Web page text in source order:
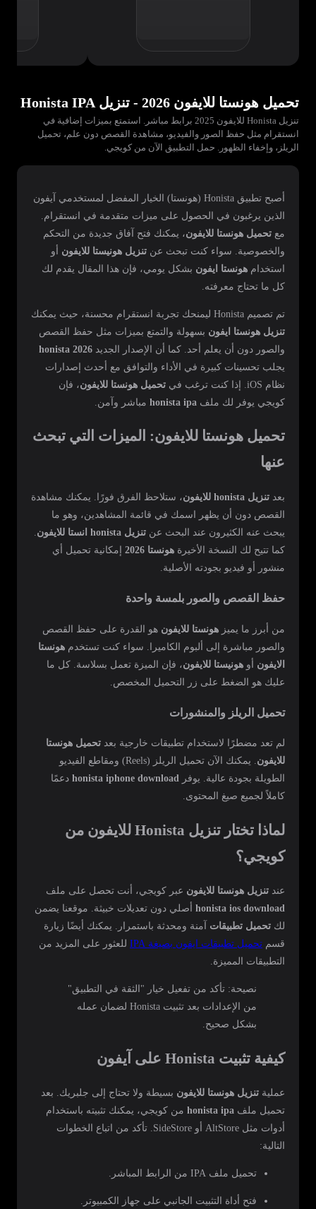
تحميل هونستا للايفون 2026 - تنزيل Honista IPA
تنزيل Honista للايفون 2025 برابط مباشر. استمتع بميزات إضافية في
انستقرام مثل حفظ الصور والفيديو، مشاهدة القصص دون علم، تحميل
الريلز، وإخفاء الظهور. حمل التطبيق الآن من كويجي.
أصبح تطبيق Honista (هونستا) الخيار المفضل لمستخدمي آيفون
الذين يرغبون في الحصول على ميزات متقدمة في انستقرام.
مع تحميل هونستا للايفون، يمكنك فتح آفاق جديدة من التحكم
والخصوصية. سواء كنت تبحث عن تنزيل هونيستا للايفون أو
استخدام هونستا ايفون بشكل يومي، فإن هذا المقال يقدم لك
كل ما تحتاج معرفته.
تم تصميم Honista ليمنحك تجربة انستقرام محسنة، حيث يمكنك
تنزيل هونستا ايفون بسهولة والتمتع بميزات مثل حفظ القصص
والصور دون أن يعلم أحد. كما أن الإصدار الجديد honista 2026
يجلب تحسينات كبيرة في الأداء والتوافق مع أحدث إصدارات
نظام iOS. إذا كنت ترغب في
تحميل هونستا للايفون، فإن
كويجي يوفر لك ملف honista ipa مباشر وآمن.
تحميل هونستا للايفون: الميزات التي تبحث
عنها
بعد تنزيل honista للايفون
، ستلاحظ الفرق فورًا. يمكنك مشاهدة
القصص دون أن يظهر اسمك في قائمة المشاهدين، وهو ما
يبحث عنه الكثيرون عند البحث عن تنزيل honista انستا للايفون
كما تتيح لك النسخة الأخيرة هونستا 2026
إمكانية تحميل أي
منشور أو فيديو بجودته الأصلية.
حفظ القصص والصور بلمسة واحدة
من أبرز ما يميز هونستا للايفون هو القدرة على حفظ القصص
والصور مباشرة إلى ألبوم الكاميرا. سواء كنت تستخدم هونستا
الايفون أو هونيستا للايفون، فإن الميزة تعمل بسلاسة. كل ما
عليك هو الضغط على زر التحميل المخصص.
تحميل الريلز والمنشورات
لم تعد مضطرًا لاستخدام تطبيقات خارجية بعد تحميل هونستا
للايفون
. يمكنك الآن تحميل الريلز (Reels) ومقاطع الفيديو
الطويلة بجودة عالية. يوفر honista iphone download دعمًا
كاملاً لجميع صيغ المحتوى.
لماذا تختار تنزيل Honista للايفون من
كويجي؟
عند تنزيل هونستا للايفون عبر كويجي، أنت تحصل على ملف
honista ios download أصلي دون تعديلات خبيثة. موقعنا يضمن
لك تحميل تطبيقات آمنة ومحدثة باستمرار. يمكنك أيضًا زيارة
قسم تحميل تطبيقات ايفون بصيغة IPA
للعثور على المزيد من
التطبيقات المميزة.
نصيحة: تأكد من تفعيل خيار "الثقة في التطبيق"
من الإعدادات بعد تثبيت Honista لضمان عمله
بشكل صحيح.
كيفية تثبيت Honista على آيفون
عملية تنزيل هونستا للايفون بسيطة ولا تحتاج إلى جلبريك. بعد
تحميل ملف honista ipa من كويجي، يمكنك تثبيته باستخدام
أدوات مثل AltStore أو SideStore. تأكد من اتباع الخطوات
التالية:
تحميل ملف IPA من الرابط المباشر.
فتح أداة التثبيت الجانبي على جهاز الكمبيوتر.